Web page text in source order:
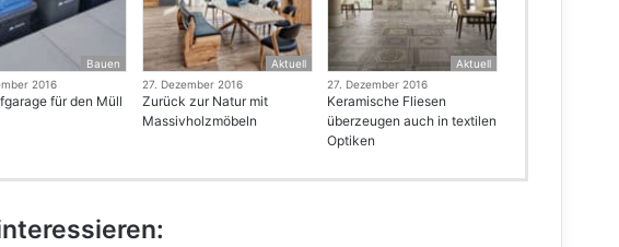
Bauen
2016
für den Müll
Aktuell
27. Dezember 2016
Zurück zur Natur mit
Massivholzmöbeln
Aktuell
27. Dezember 2016
Keramische Fliesen
überzeugen auch in textilen
Optiken